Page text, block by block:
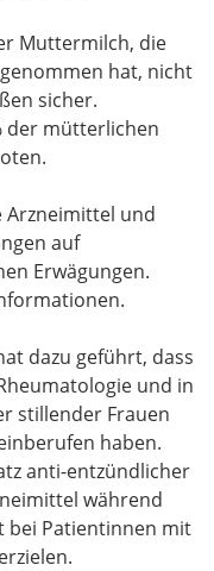
Muttermilch, die
hat, nicht
sicher.
der mütterlichen
und
auf
Erwägungen.
dazu geführt, dass
und in
stillender Frauen
haben.
anti-entzündlicher
während
bei Patientinnen mit